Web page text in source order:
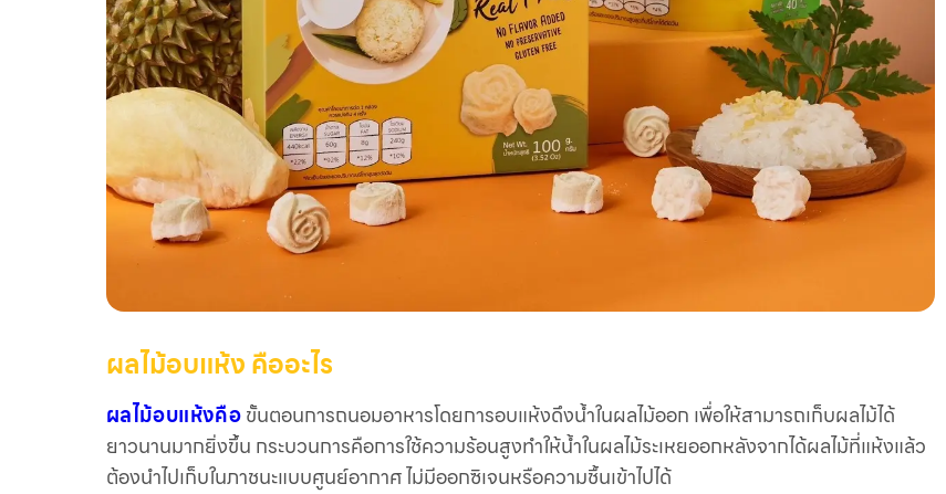
ผลไม้อบแห้ง คืออะไร
ผลไม้อบแห้งคือขั้นตอนการถนอมอาหารโดยการอบแห้งดึงน้ำในผลไม้ออก เพื่อให้สามารถเก็บผลไม้ได้
ยาวนานมากยิ่งขึ้น กระบวนการคือการใช้ความร้อนสูงทำให้น้ำในผลไม้ระเหยออกหลังจากได้ผลไม้ที่แห้งแล้ว
ต้องนำไปเก็บในภาชนะแบบศูนย์อากาศ ไม่มีออกซิเจนหรือความชื้นเข้าไปได้